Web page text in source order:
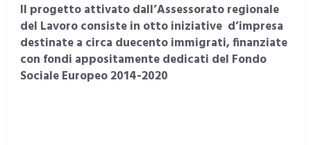
Il progetto attivato dall’Assessorato regionale
del Lavoro consiste in otto iniziative d’impresa
destinate a circa duecento immigrati, finanziate
con fondi appositamente dedicati del Fondo
Sociale Europeo 2014-2020